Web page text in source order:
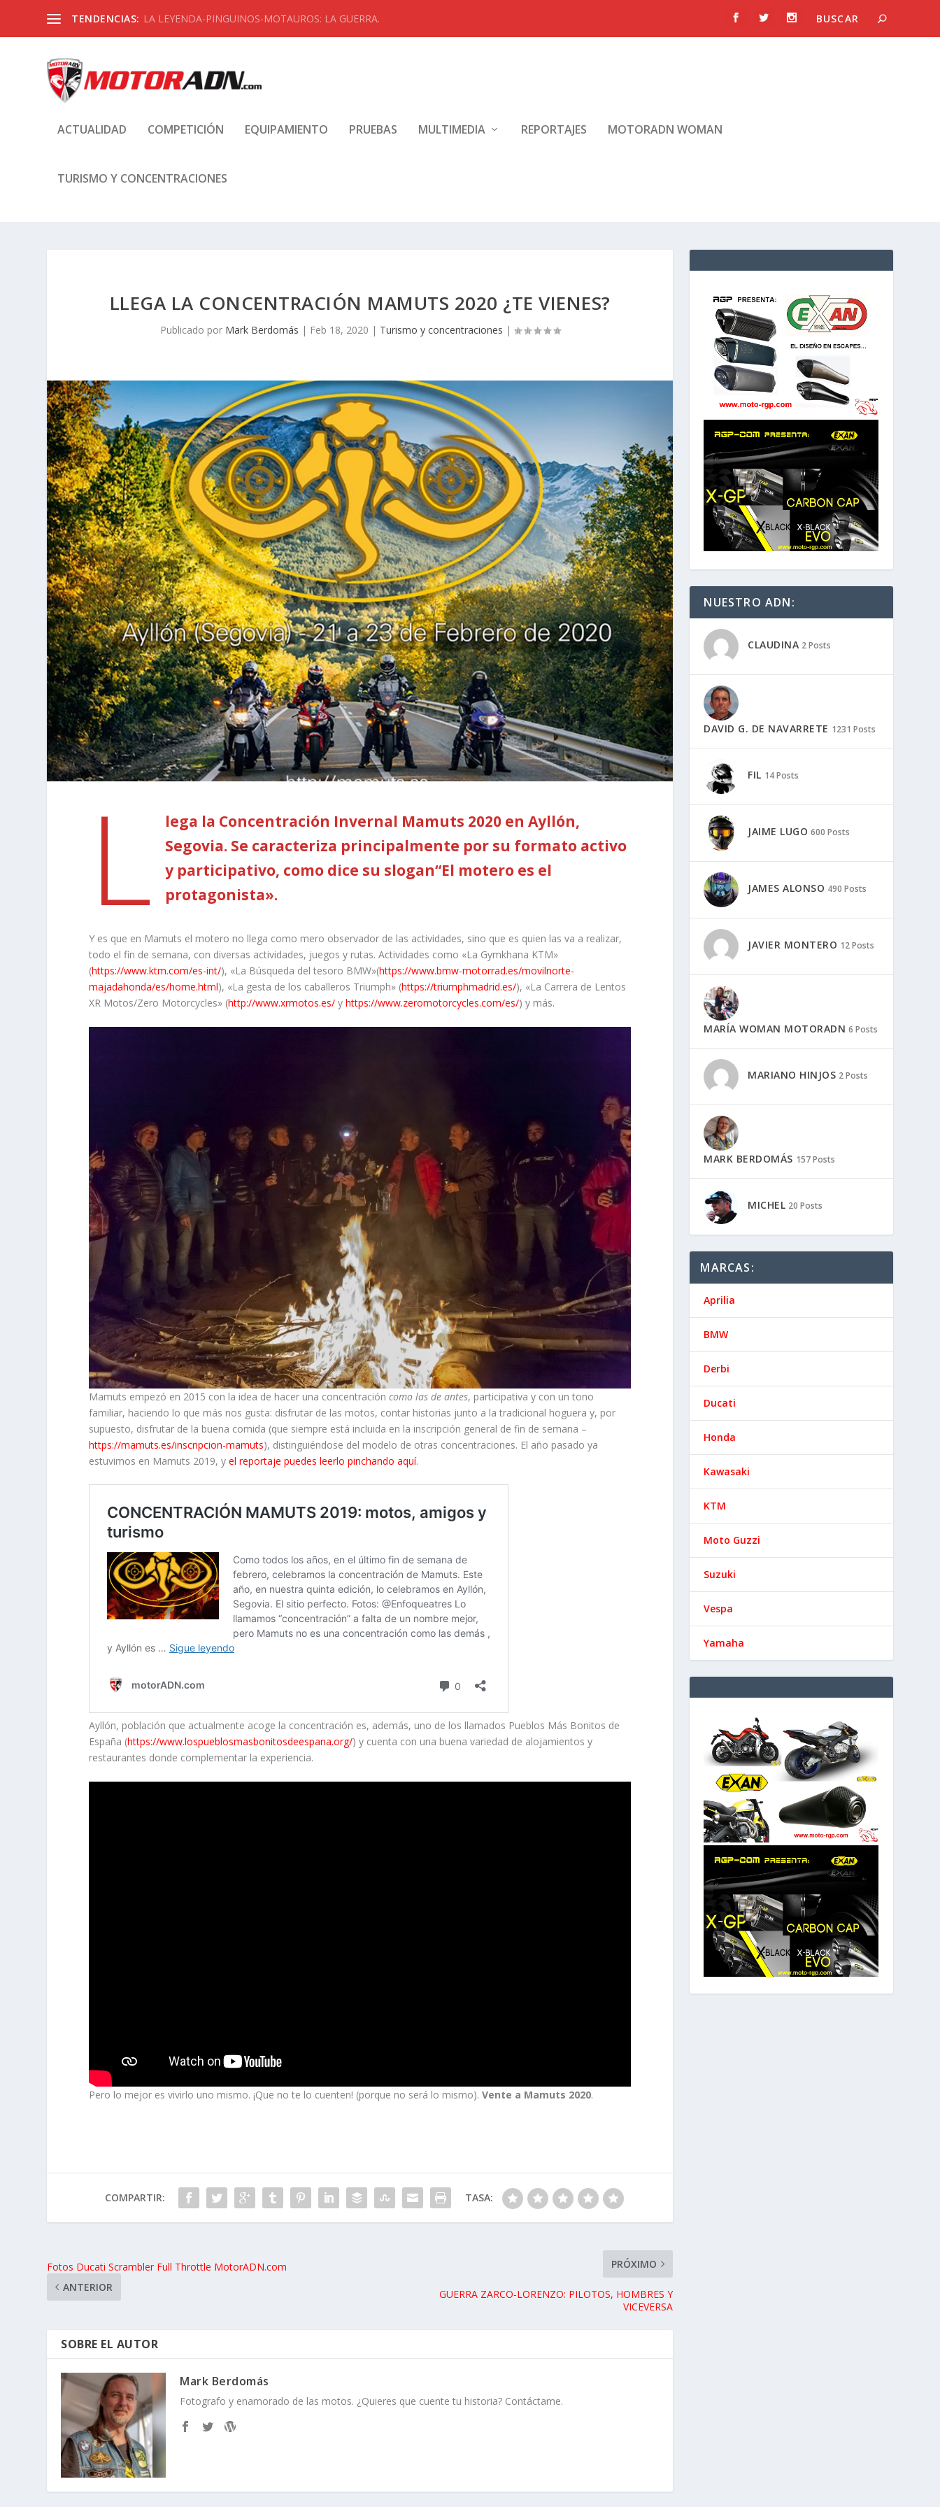
TENDENCIAS: LA LEYENDA-PINGUINOS-MOTAUROS: LA GUERRA.
ACTUALIDAD COMPETICIÓN EQUIPAMIENTO PRUEBAS MULTIMEDIA REPORTAJES MOTORADN WOMAN
TURISMO Y CONCENTRACIONES
LLEGA LA CONCENTRACIÓN MAMUTS 2020 ¿TE VIENES?
Publicado por Mark Berdomás | Feb 18, 2020 | Turismo y concentraciones |
L
lega la Concentración Invernal Mamuts 2020 en Ayllón,
Segovia. Se caracteriza principalmente por su formato activo
y participativo, como dice su slogan“El motero es el
protagonista».
Y es que en Mamuts el motero no llega como mero observador de las actividades, sino que es quien las va a realizar,
todo el fin de semana, con diversas actividades, juegos y rutas. Actividades como «La Gymkhana KTM»
(https://www.ktm.com/es-int/), «La Búsqueda del tesoro BMW»(https://www.bmw-motorrad.es/movilnorte-
majadahonda/es/home.html), «La gesta de los caballeros Triumph» (https://triumphmadrid.es/), «La Carrera de Lentos
XR Motos/Zero Motorcycles» (http://www.xrmotos.es/ yhttps://www.zeromotorcycles.com/es/) y más.
Mamuts empezó en 2015 con la idea de hacer una concentracióncomo las de antes, participativa y con un tono
familiar, haciendo lo que más nos gusta: disfrutar de las motos, contar historias junto a la tradicional hoguera y, por
supuesto, disfrutar de la buena comida (que siempre está incluida en la inscripción general de fin de semana –
https://mamuts.es/inscripcion-mamuts), distinguiéndose del modelo de otras concentraciones. El año pasado ya
estuvimos en Mamuts 2019, yel reportaje puedes leerlo pinchando aquí.
Ayllón, población que actualmente acoge la concentración es, además, uno de los llamados Pueblos Más Bonitos de
España (https://www.lospueblosmasbonitosdeespana.org/) y cuenta con una buena variedad de alojamientos y
restaurantes donde complementar la experiencia.
Pero lo mejor es vivirlo uno mismo. ¡Que no te lo cuenten! (porque no será lo mismo).Vente a Mamuts 2020.
COMPARTIR: TASA:
Fotos Ducati Scrambler Full Throttle MotorADN.com
ANTERIOR
PRÓXIMO
GUERRA ZARCO-LORENZO: PILOTOS, HOMBRES Y
VICEVERSA
SOBRE EL AUTOR
Mark Berdomás
Fotografo y enamorado de las motos. ¿Quieres que cuente tu historia? Contáctame.
NUESTRO ADN:
CLAUDINA 2 Posts
DAVID G. DE NAVARRETE 1231 Posts
FIL 14 Posts
JAIME LUGO 600 Posts
JAMES ALONSO 490 Posts
JAVIER MONTERO 12 Posts
MARÍA WOMAN MOTORADN 6 Posts
MARIANO HINJOS 2 Posts
MARK BERDOMÁS 157 Posts
MICHEL 20 Posts
MARCAS:
Aprilia
BMW
Derbi
Ducati
Honda
Kawasaki
KTM
Moto Guzzi
Suzuki
Vespa
Yamaha